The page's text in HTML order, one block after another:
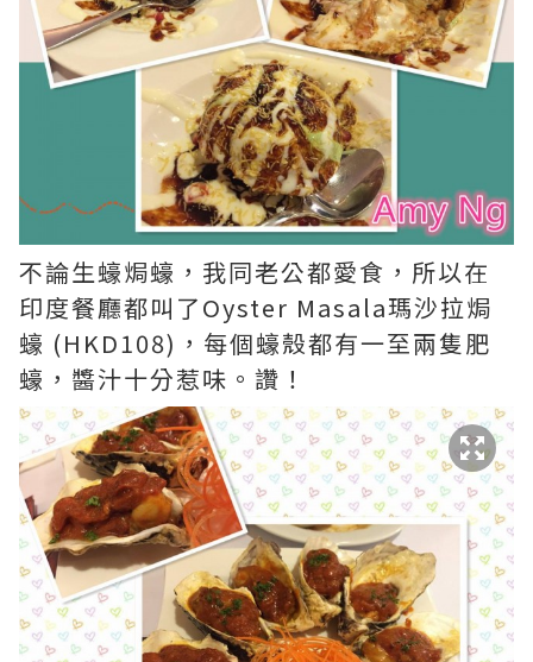
不論生蠔焗蠔，我同老公都愛食，所以在
印度餐廳都叫了Oyster Masala瑪沙拉焗
蠔 (HKD108)，每個蠔殼都有一至兩隻肥
蠔，醬汁十分惹味。讚！